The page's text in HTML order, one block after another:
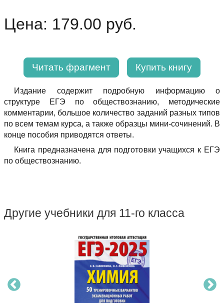
Цена: 179.00 руб.
Читать фрагмент Купить книгу
Издание содержит подробную информацию о
структуре ЕГЭ по обществознанию, методические
комментарии, большое количество заданий разных типов
по всем темам курса, а также образцы мини-сочинений. В
конце пособия приводятся ответы.
Книга предназначена для подготовки учащихся к ЕГЭ
по обществознанию.
Другие учебники для 11-го класса